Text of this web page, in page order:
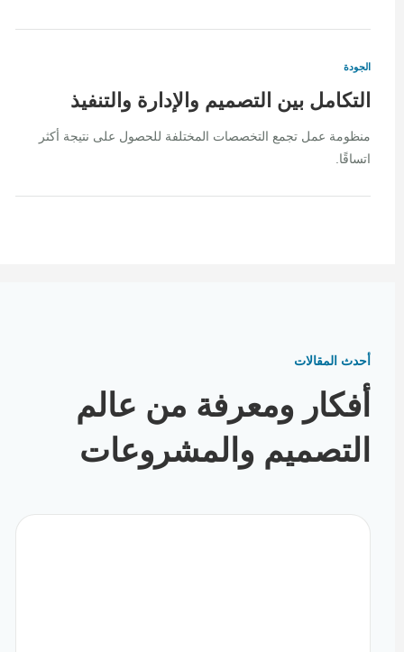
الجودة
التكامل بين التصميم والإدارة والتنفيذ
منظومة عمل تجمع التخصصات المختلفة للحصول على نتيجة أكثر
اتساقًا.
أحدث المقالات
أفكار ومعرفة من عالم
التصميم والمشروعات